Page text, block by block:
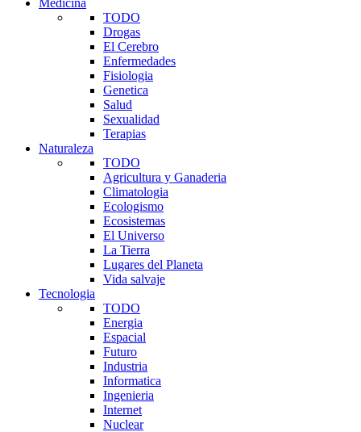
TODO
Drogas
El Cerebro
Enfermedades
Fisiologia
Genetica
Salud
Sexualidad
Terapias
Naturaleza
TODO
Agricultura y Ganaderia
Climatologia
Ecologismo
Ecosistemas
El Universo
La Tierra
Lugares del Planeta
Vida salvaje
Tecnologia
TODO
Energia
Espacial
Futuro
Industria
Informatica
Ingenieria
Internet
Nuclear